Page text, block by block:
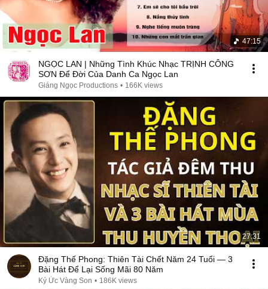
47:15
NGỌC LAN | Những Tình Khúc Nhạc TRỊNH CÔNG
SƠN Để Đời Của Danh Ca Ngọc Lan
Giáng Ngọc Productions • 166K views
27:31
Đặng Thế Phong: Thiên Tài Chết Năm 24 Tuổi — 3
Bài Hát Để Lại Sống Mãi 80 Năm
Ký Ức Vàng Son • 186K views